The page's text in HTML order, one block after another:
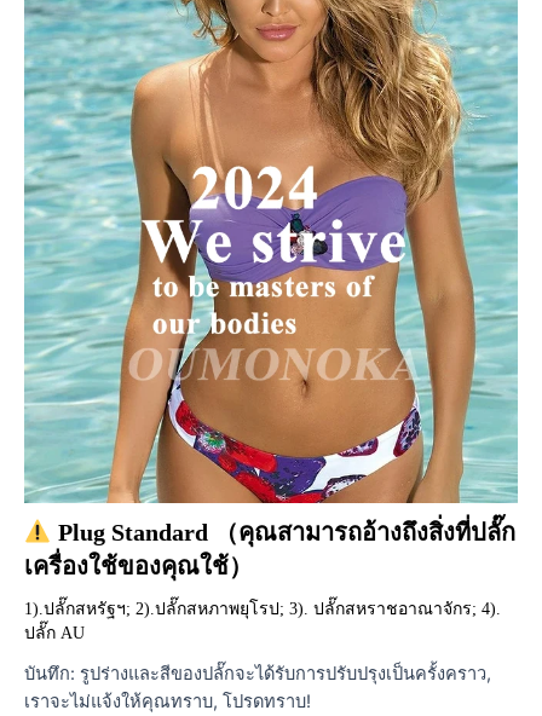
Plug Standard （คุณสามารถอ้างถึงสิ่งที่ปลั๊ก
เครื่องใช้ของคุณใช้）
1).ปลั๊กสหรัฐฯ; 2).ปลั๊กสหภาพยุโรป; 3). ปลั๊กสหราชอาณาจักร; 4).
ปลั๊ก AU
บันทึก: รูปร่างและสีของปลั๊กจะได้รับการปรับปรุงเป็นครั้งคราว,
เราจะไม่แจ้งให้คุณทราบ, โปรดทราบ!